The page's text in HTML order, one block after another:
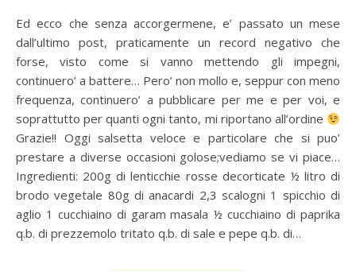
Ed ecco che senza accorgermene, e’ passato un mese
dall’ultimo post, praticamente un record negativo che
forse, visto come si vanno mettendo gli impegni,
continuero’ a battere… Pero’ non mollo e, seppur con meno
frequenza, continuero’ a pubblicare per me e per voi, e
soprattutto per quanti ogni tanto, mi riportano all’ordine
Grazie!! Oggi salsetta veloce e particolare che si puo’
prestare a diverse occasioni golose;vediamo se vi piace…
Ingredienti: 200g di lenticchie rosse decorticate ½ litro di
brodo vegetale 80g di anacardi 2,3 scalogni 1 spicchio di
aglio 1 cucchiaino di garam masala ½ cucchiaino di paprika
q.b. di prezzemolo tritato q.b. di sale e pepe q.b. di…